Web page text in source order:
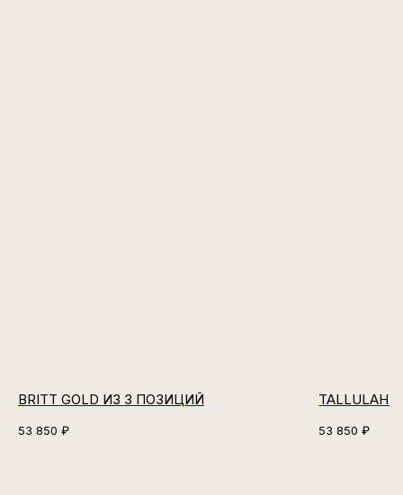
BRITT GOLD ИЗ 3 ПОЗИЦИЙ
53 850 ₽
TALLULAH
53 850 ₽